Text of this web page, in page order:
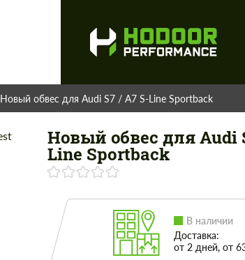
Новый обвес для Audi S7 / A7 S-Line Sportback
Новый обвес для Audi
Line Sportback
В наличии
Доставка:
от 2 дней, от